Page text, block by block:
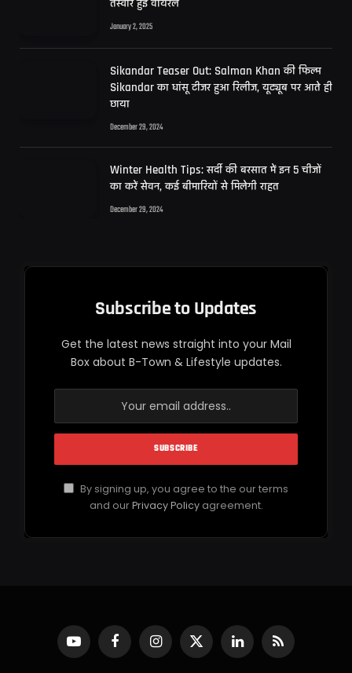
तस्वीरें हुईं वायरल
January 2, 2025
Sikandar Teaser Out: Salman Khan की फिल्म
Sikandar का धांसू टीजर हुआ रिलीज, यूट्यूब पर आते ही
छाया
December 29, 2024
Winter Health Tips: सर्दी की बरसात में इन 5 चीजों
का करें सेवन, कई बीमारियों से मिलेगी राहत
December 29, 2024
Subscribe to Updates
Get the latest news straight into your Mail
Box about B-Town & Lifestyle updates.
By signing up, you agree to the our terms
and ourPrivacy Policyagreement.
YouTubeFacebookInstagram
X
(Twitter)
LinkedInRSS